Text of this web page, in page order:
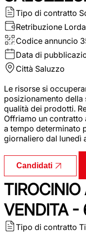
Tipo di contratto
Retribuzione Lorda
Codice annuncio
Data di
Città Saluzzo
Le risorse si
posizionamento della
qualità dei prodotti.
Offriamo un contratto
a tempo determinato
giornaliero dal lunedì
Candidati
VENDITA -
Tipo di contratto